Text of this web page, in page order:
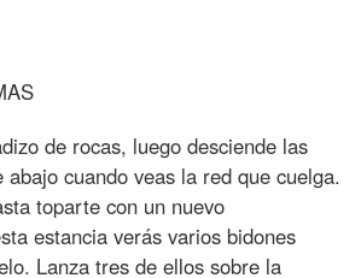
de rocas, luego desciende las
abajo cuando veas la red que cuelga.
toparte con un nuevo
estancia verás varios bidones
Lanza tres de ellos sobre la